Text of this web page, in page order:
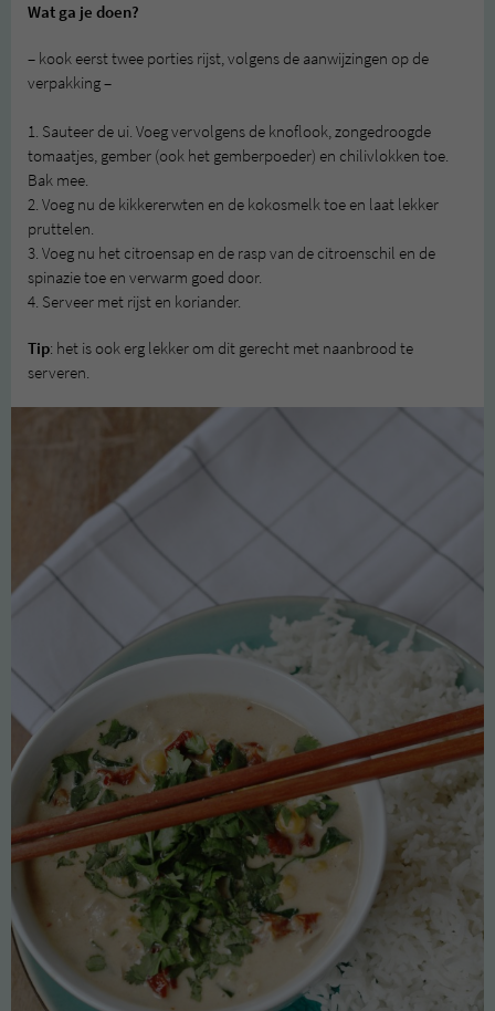
Wat ga je doen?
– kook eerst twee porties rijst, volgens de aanwijzingen op de
verpakking –
1. Sauteer de ui. Voeg vervolgens de knoflook, zongedroogde
tomaatjes, gember (ook het gemberpoeder) en chilivlokken toe.
Bak mee.
2. Voeg nu de kikkererwten en de kokosmelk toe en laat lekker
pruttelen.
3. Voeg nu het citroensap en de rasp van de citroenschil en de
spinazie toe en verwarm goed door.
4. Serveer met rijst en koriander.
Tip: het is ook erg lekker om dit gerecht met naanbrood te
serveren.